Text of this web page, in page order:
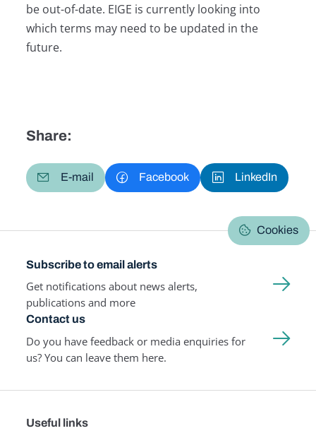
be out-of-date. EIGE is currently looking into
which terms may need to be updated in the
future.
Share:
E-mail Facebook LinkedIn
Cookies
Subscribe to email alerts
Get notifications about news alerts,
publications and more
Contact us
Do you have feedback or media enquiries for
us? You can leave them here.
Useful links